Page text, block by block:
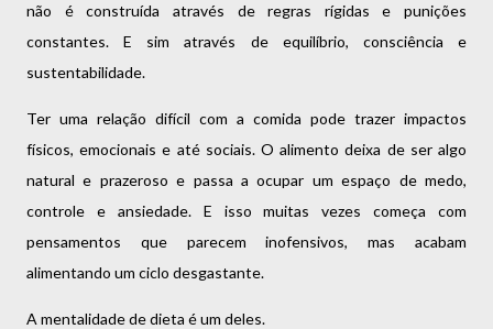
não é construída através de regras rígidas e punições
constantes. E sim através de equilíbrio, consciência e
sustentabilidade.
Ter uma relação difícil com a comida pode trazer impactos
físicos, emocionais e até sociais. O alimento deixa de ser algo
natural e prazeroso e passa a ocupar um espaço de medo,
controle e ansiedade. E isso muitas vezes começa com
pensamentos que parecem inofensivos, mas acabam
alimentando um ciclo desgastante.
A mentalidade de dieta é um deles.